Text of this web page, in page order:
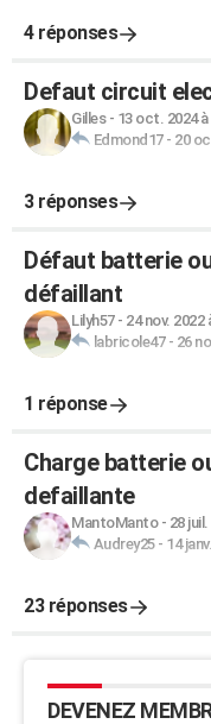
4 réponses
Defaut circuit
Gilles- 13 oct. 2024 à
Edmond17- 20
3 réponses
Défaut batterie
défaillant
Lilyh57- 24 nov. 2022
labricole47- 26
1 réponse
Charge batterie
defaillante
MantoManto- 28
Audrey25- 14
23 réponses
DEVENEZ